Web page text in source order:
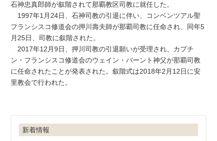
石神忠真郎師が叙階されて那覇教区司教に就任した。
1997年1月24日、石神司教の引退に伴い、コンベンツアル聖
フランシスコ修道会の押川壽夫師が那覇司教に任命され、同年5
月25日、司教に叙階された。
2017年12月9日、押川司教の引退願いが受理され、カプチ
ン・フランシスコ修道会のウェイン・バーント神父が那覇司教
に任命されたことが発表された。叙階式は2018年2月12日に安
里教会で行われた。
新着情報